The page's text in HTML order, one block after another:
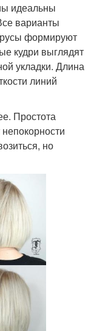
идеальны
варианты
формируют
кудри выглядят
укладки. Длина
линий
Простота
но